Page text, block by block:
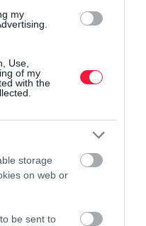
my
Use,
of my
with the
storage
on web or
be sent to
az
adatok alapján látszik,
egyértelműen a
koncentrálódik –